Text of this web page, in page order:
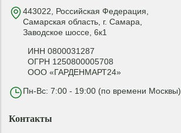
443022, Российская Федерация,
Самарская область, г. Самара,
Заводское шоссе, 6к1
ИНН 0800031287
ОГРН 1250800005708
ООО «ГАРДЕНМАРТ24»
Пн-Вс: 7:00 - 19:00 (по времени Москвы)
Контакты